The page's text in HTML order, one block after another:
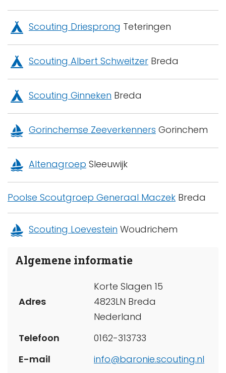
Scouting Driesprong Teteringen
Scouting Albert Schweitzer Breda
Scouting Ginneken Breda
Gorinchemse Zeeverkenners Gorinchem
Altenagroep Sleeuwijk
Poolse Scoutgroep Generaal Maczek Breda
Scouting Loevestein Woudrichem
Algemene informatie
Adres
Korte Slagen 15
4823LN Breda
Nederland
Telefoon
0162-313733
E-mail
info@baronie.scouting.nl